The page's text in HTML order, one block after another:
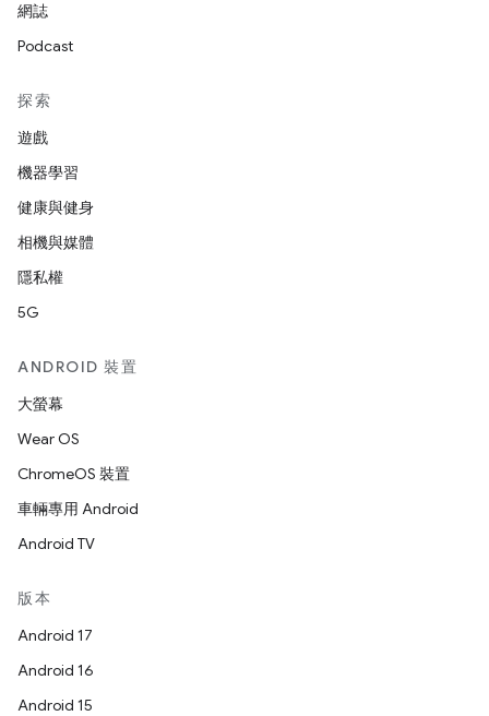
網誌
Podcast
探索
遊戲
機器學習
健康與健身
相機與媒體
隱私權
5G
ANDROID 裝置
大螢幕
Wear OS
ChromeOS 裝置
車輛專用 Android
Android TV
版本
Android 17
Android 16
Android 15